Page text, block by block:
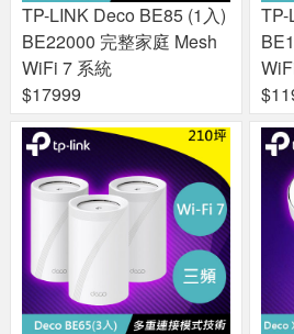
TP-LINK Deco BE85 (1入)
BE22000 完整家庭 Mesh
WiFi 7 系統
$17999
TP-